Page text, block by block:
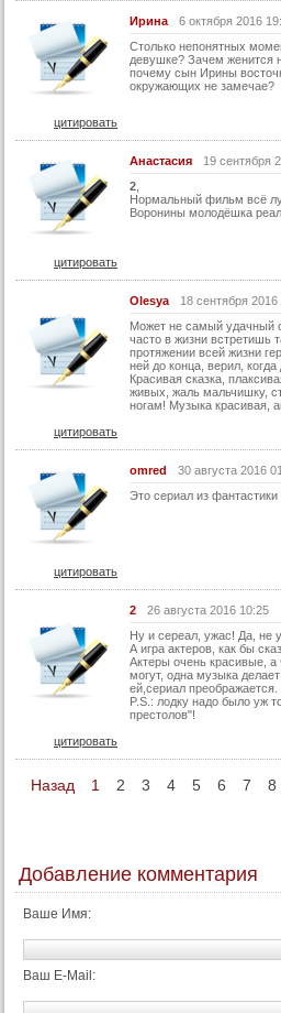
Ирина
6 октября 2016
Столько непонятных
девушке? Зачем женится
почему сын Ирины
окружающих не замечае?
цитировать
Анастасия
19 сентября
2
Нормальный фильм всё
Воронины молодёшка
цитировать
Olesya
18 сентября 2016
Может не самый удачный
часто в жизни встретишь
протяжении всей жизни
ней до конца, верил,
Красивая сказка,
живых, жаль мальчишку,
ногам! Музыка красивая,
цитировать
omred
30 августа 2016
Это cериал из фантастики
цитировать
2
26 августа 2016 10:25
Ну и сереал, ужас! Да, не
А игра актеров, как бы
Актеры очень красивые, а
могут, одна музыка
ей,сериал преображается.
P.S.: лодку надо было уж
престолов"!
цитировать
Назад 1 2 3 4 5 6 7 8
Добавление комментария
Ваше Имя:
Ваш E-Mail: